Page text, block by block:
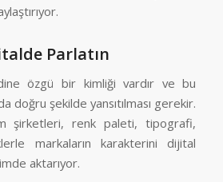
Parlatın
özgü bir kimliği vardır ve bu
doğru şekilde yansıtılması gerekir.
şirketleri, renk paleti, tipografi,
markaların karakterini dijital
aktarıyor.